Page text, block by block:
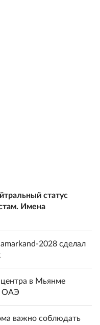
статус
Имена
2028 сделал
в Мьянме
ОАЭ
важно соблюдать